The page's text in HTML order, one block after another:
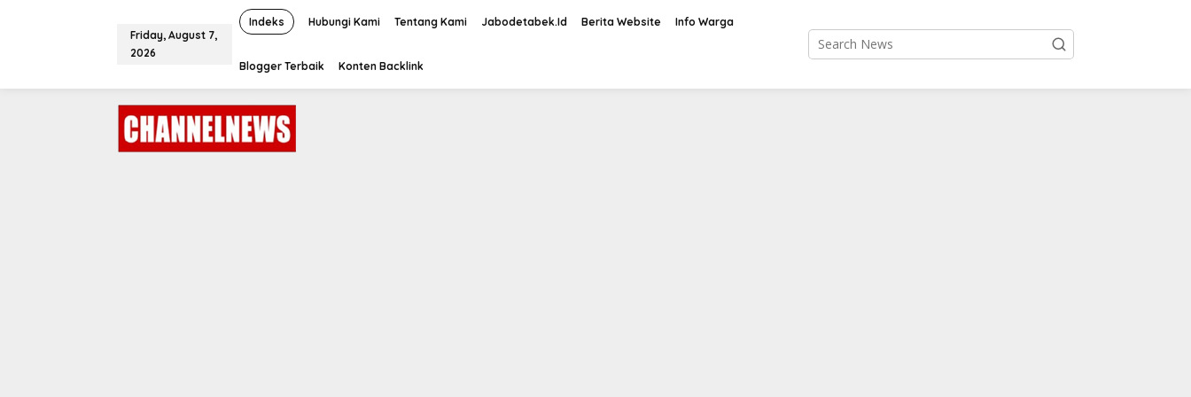
o
Friday, August 7,
2026
Indeks Hubungi Kami Tentang Kami Jabodetabek.Id Berita Website Info Warga
Blogger Terbaik Konten Backlink